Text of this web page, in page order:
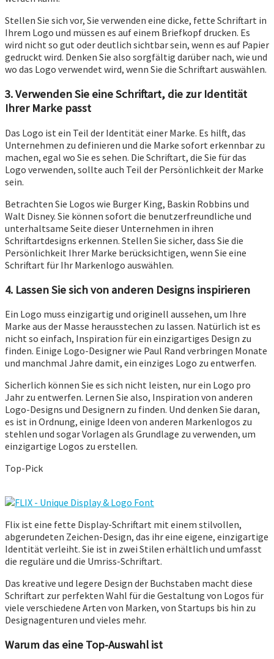
Stellen Sie sich vor, Sie verwenden eine dicke, fette Schriftart in
Ihrem Logo und müssen es auf einem Briefkopf drucken. Es
wird nicht so gut oder deutlich sichtbar sein, wenn es auf Papier
gedruckt wird. Denken Sie also sorgfältig darüber nach, wie und
wo das Logo verwendet wird, wenn Sie die Schriftart auswählen.
3. Verwenden Sie eine Schriftart, die zur Identität
Ihrer Marke passt
Das Logo ist ein Teil der Identität einer Marke. Es hilft, das
Unternehmen zu definieren und die Marke sofort erkennbar zu
machen, egal wo Sie es sehen. Die Schriftart, die Sie für das
Logo verwenden, sollte auch Teil der Persönlichkeit der Marke
sein.
Betrachten Sie Logos wie Burger King, Baskin Robbins und
Walt Disney. Sie können sofort die benutzerfreundliche und
unterhaltsame Seite dieser Unternehmen in ihren
Schriftartdesigns erkennen. Stellen Sie sicher, dass Sie die
Persönlichkeit Ihrer Marke berücksichtigen, wenn Sie eine
Schriftart für Ihr Markenlogo auswählen.
4. Lassen Sie sich von anderen Designs inspirieren
Ein Logo muss einzigartig und originell aussehen, um Ihre
Marke aus der Masse herausstechen zu lassen. Natürlich ist es
nicht so einfach, Inspiration für ein einzigartiges Design zu
finden. Einige Logo-Designer wie Paul Rand verbringen Monate
und manchmal Jahre damit, ein einziges Logo zu entwerfen.
Sicherlich können Sie es sich nicht leisten, nur ein Logo pro
Jahr zu entwerfen. Lernen Sie also, Inspiration von anderen
Logo-Designs und Designern zu finden. Und denken Sie daran,
es ist in Ordnung, einige Ideen von anderen Markenlogos zu
stehlen und sogar Vorlagen als Grundlage zu verwenden, um
einzigartige Logos zu erstellen.
Top-Pick
Flix ist eine fette Display-Schriftart mit einem stilvollen,
abgerundeten Zeichen-Design, das ihr eine eigene, einzigartige
Identität verleiht. Sie ist in zwei Stilen erhältlich und umfasst
die reguläre und die Umriss-Schriftart.
Das kreative und legere Design der Buchstaben macht diese
Schriftart zur perfekten Wahl für die Gestaltung von Logos für
viele verschiedene Arten von Marken, von Startups bis hin zu
Designagenturen und vieles mehr.
Warum das eine Top-Auswahl ist